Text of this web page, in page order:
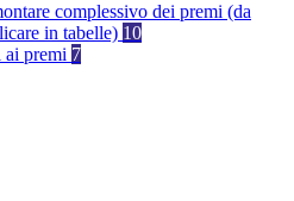
complessivo dei premi (da
in tabelle) 10
premi 7